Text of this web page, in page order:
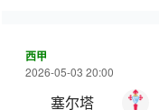
西甲
2026-05-03 20:00
塞尔塔